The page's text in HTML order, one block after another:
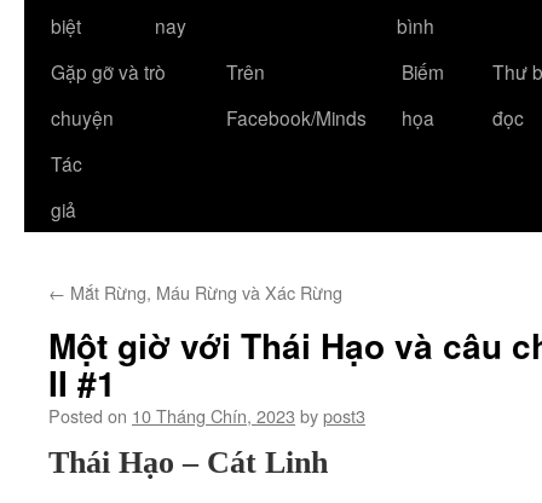
biệt
nay
bình
Gặp gỡ và trò
chuyện
Trên
Facebook/Minds
Biếm
họa
Thư
đọc
Tác
giả
← Mắt Rừng, Máu Rừng và Xác Rừng
Một giờ với Thái Hạo và câu
II #1
Posted on 10 Tháng Chín, 2023 bypost3
Thái Hạo – Cát Linh